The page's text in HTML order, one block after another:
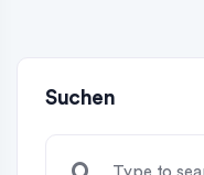
Suchen